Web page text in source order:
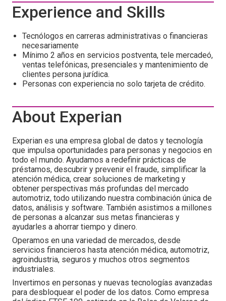
Experience and Skills
Tecnólogos en carreras administrativas o financieras
necesariamente
Mínimo 2 años en servicios postventa, tele mercadeó,
ventas telefónicas, presenciales y mantenimiento de
clientes persona jurídica.
Personas con experiencia no solo tarjeta de crédito.
About Experian
Experian es una empresa global de datos y tecnología
que impulsa oportunidades para personas y negocios en
todo el mundo. Ayudamos a redefinir prácticas de
préstamos, descubrir y prevenir el fraude, simplificar la
atención médica, crear soluciones de marketing y
obtener perspectivas más profundas del mercado
automotriz, todo utilizando nuestra combinación única de
datos, análisis y software. También asistimos a millones
de personas a alcanzar sus metas financieras y
ayudarles a ahorrar tiempo y dinero.
Operamos en una variedad de mercados, desde
servicios financieros hasta atención médica, automotriz,
agroindustria, seguros y muchos otros segmentos
industriales.
Invertimos en personas y nuevas tecnologías avanzadas
para desbloquear el poder de los datos. Como empresa